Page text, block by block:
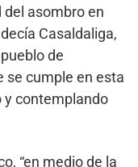
del asombro en
Casaldaliga,
de
se cumple en esta
y contemplando
“en medio de la